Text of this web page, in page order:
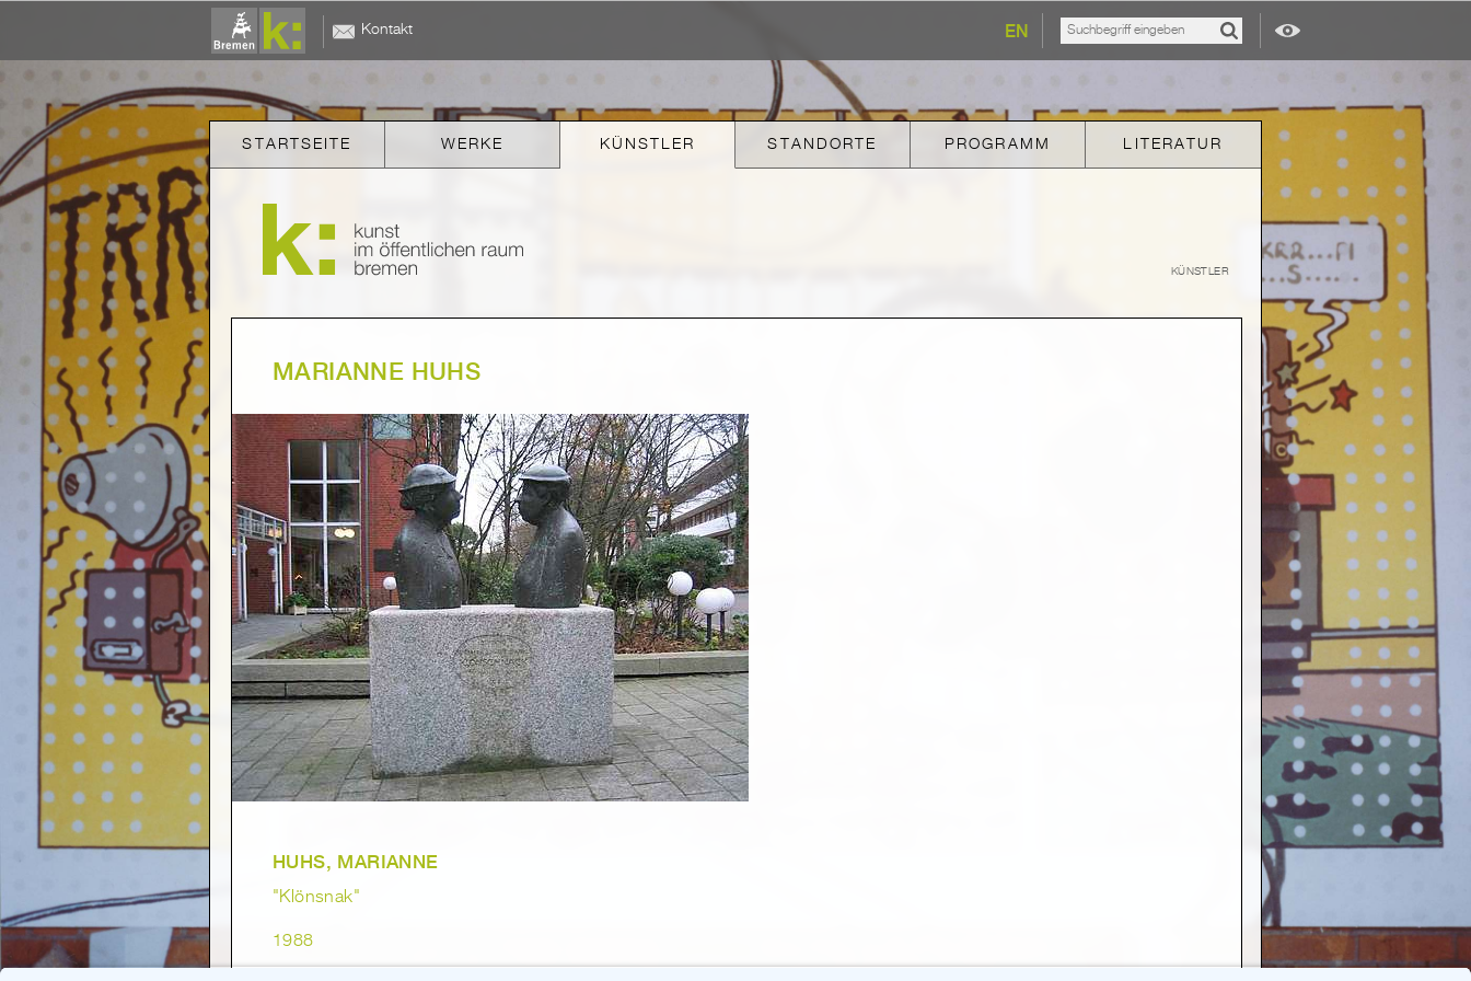
Kontakt EN
STARTSEITE WERKE KÜNSTLER STANDORTE PROGRAMM LITERATUR
KÜNSTLER
MARIANNE HUHS
HUHS, MARIANNE
"Klönsnak"
1988